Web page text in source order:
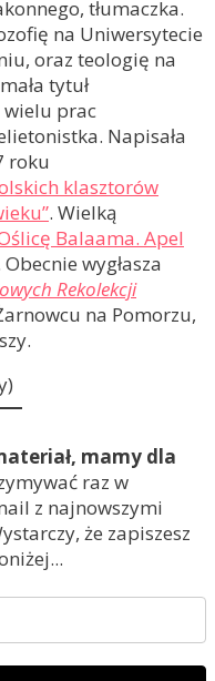
tłumaczka.
na Uniwersytecie
oraz teologię na
tytuł
wielu prac
Napisała
roku
klasztorów
. Wielką
Balaama. Apel
wygłasza
Rekolekcji
na Pomorzu,
mamy dla
raz w
z najnowszymi
że zapiszesz